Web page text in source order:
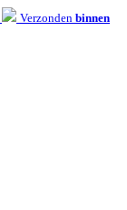
Verzonden binnen